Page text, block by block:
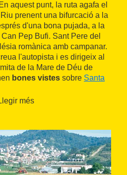
aquest punt, la ruta agafa el
prenent una bifurcació a la
d'una bona pujada, a la
Pep Bufi. Sant Pere del
romànica amb campanar.
l'autopista i es dirigeix al
de la Mare de Déu de
bones vistes sobre Santa
per la masia-restaurant de Can
més